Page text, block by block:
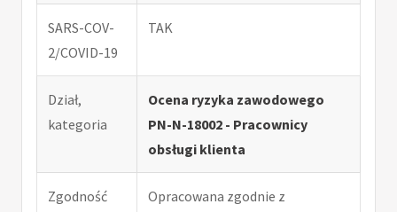
SARS-COV-
2/COVID-19
TAK
Dział,
kategoria
Ocena ryzyka zawodowego
PN-N-18002 - Pracownicy
obsługi klienta
Zgodność
Opracowana zgodnie z